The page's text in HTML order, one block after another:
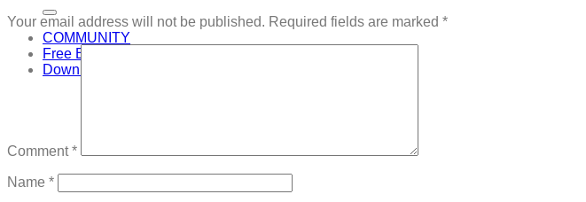
COMMUNITY
Free Exam
Download
Your email address will not be published. Required fields are marked *
Comment*
Name *